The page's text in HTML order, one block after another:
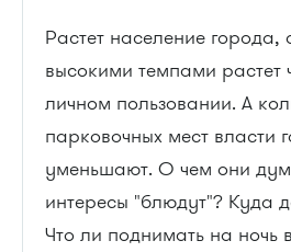
Растет население
высокими темпами
личном пользовании. А
парковочных мест власти
уменьшают. О чем они
интересы "блюдут"? Куда
Что ли поднимать на ночь